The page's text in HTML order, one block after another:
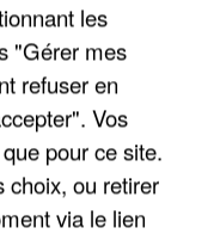
MAFIA les
"Gérer mes
refuser en
Vos
pour ce site.
choix, ou retirer
via le lien